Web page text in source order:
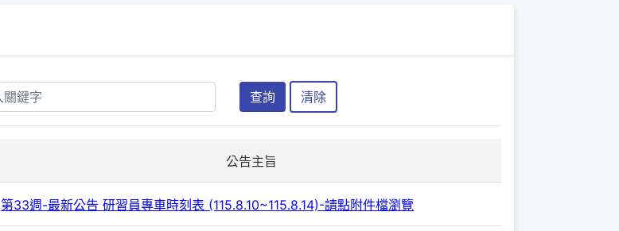
查詢 清除
公告主旨
第33週-最新公告 研習員專車時刻表 (115.8.10~115.8.14)-請點附件檔瀏覽